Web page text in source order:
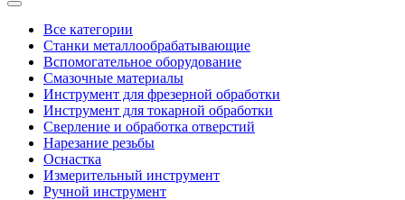
Все категории
Станки металлообрабатывающие
Вспомогательное оборудование
Смазочные материалы
Инструмент для фрезерной обработки
Инструмент для токарной обработки
Сверление и обработка отверстий
Нарезание резьбы
Оснастка
Измерительный инструмент
Ручной инструмент